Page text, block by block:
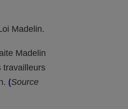
Madelin.
Madelin
travailleurs
(Source